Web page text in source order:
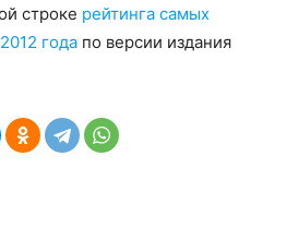
строке рейтинга самых
года по версии издания